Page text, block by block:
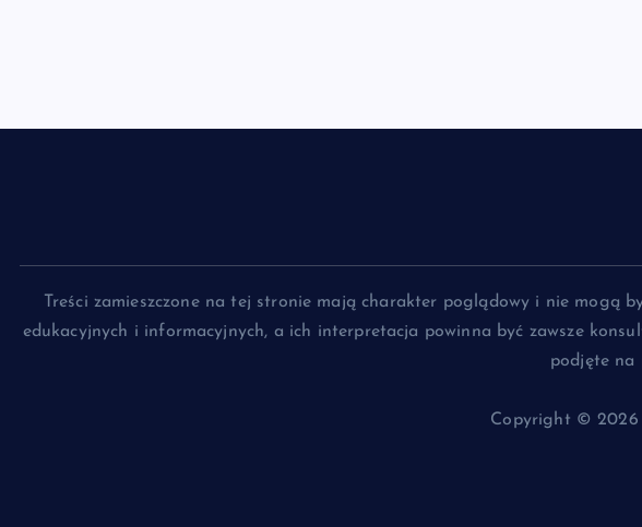
Treści zamieszczone na tej stronie mają charakter poglądowy i nie mogą
edukacyjnych i informacyjnych, a ich interpretacja powinna być zawsze
podjęte na
Copyright © 2026